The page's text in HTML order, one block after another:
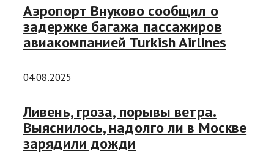
Аэропорт Внуково сообщил о
задержке багажа пассажиров
авиакомпанией Turkish Airlines
04.08.2025
Ливень, гроза, порывы ветра.
Выяснилось, надолго ли в Москве
зарядили дожди